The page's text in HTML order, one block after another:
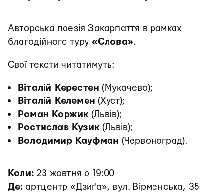
Авторська поезія Закарпаття в рамках
благодійного туру «Слова».
Свої тексти читатимуть:
Віталій Керестен (Мукачево);
Віталій Келемен (Хуст);
Роман Коржик (Львів);
Ростислав Кузик (Львів);
Володимир Кауфман (Червоноград).
Коли: 23 жовтня о 19:00
Де: артцентр «Дзиґа», вул. Вірменська, 35